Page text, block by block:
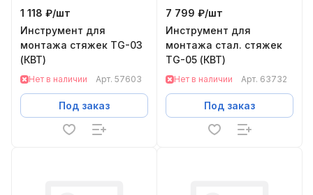
1 118 ₽/шт
Инструмент для
монтажа стяжек TG-03
(КВТ)
Нет в наличии Арт. 57603
Под заказ
7 799 ₽/шт
Инструмент для
монтажа стал. стяжек
TG-05 (КВТ)
Нет в наличии Арт. 63732
Под заказ